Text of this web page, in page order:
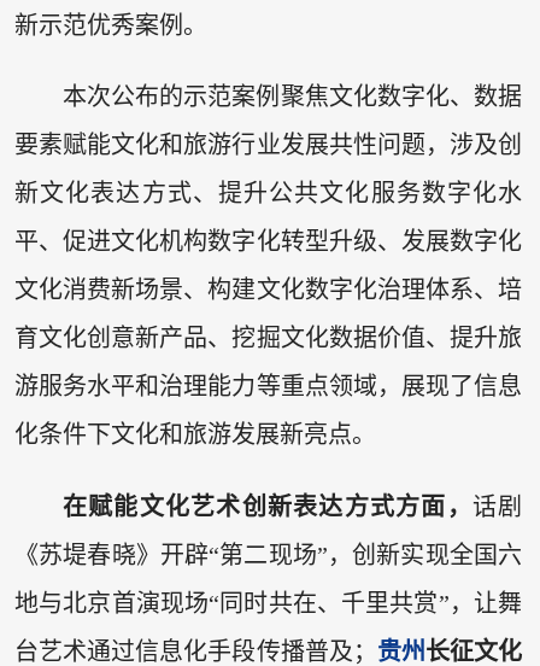
新示范优秀案例。
本次公布的示范案例聚焦文化数字化、数据
要素赋能文化和旅游行业发展共性问题，涉及创
新文化表达方式、提升公共文化服务数字化水
平、促进文化机构数字化转型升级、发展数字化
文化消费新场景、构建文化数字化治理体系、培
育文化创意新产品、挖掘文化数据价值、提升旅
游服务水平和治理能力等重点领域，展现了信息
化条件下文化和旅游发展新亮点。
在赋能文化艺术创新表达方式方面， 话剧
《苏堤春晓》开辟“第二现场”，创新实现全国六
地与北京首演现场“同时共在、千里共赏”，让舞
台艺术通过信息化手段传播普及； 贵州长征文化